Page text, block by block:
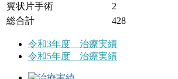
翼状片手術
2
総合計
428
令和3年度 治療実績
令和5年度 治療実績